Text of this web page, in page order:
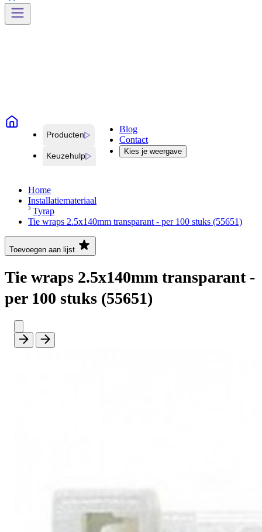
Producten
Keuzehulp
Blog
Contact
Kies je weergave
Home
Installatiemateriaal
Tyrap
Tie wraps 2.5x140mm transparant - per 100 stuks (55651)
Toevoegen aan lijst
Tie wraps 2.5x140mm transparant -
per 100 stuks (55651)